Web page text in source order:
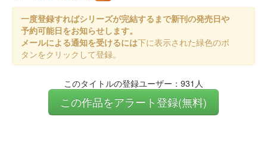
一度登録すればシリーズが完結するまで新刊の発売日や
予約可能日をお知らせします。
メールによる通知を受けるには下に表示された緑色のボ
タンをクリックして登録。
このタイトルの登録ユーザー：931人
この作品をアラート登録(無料)